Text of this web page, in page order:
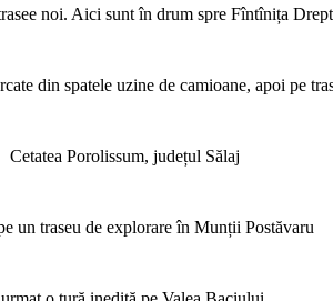
noi. Aici sunt în drum spre Fîntînița
din spatele uzine de camioane, apoi pe
Cetatea Porolissum, județul Sălaj
un traseu de explorare în Munții Postăvaru